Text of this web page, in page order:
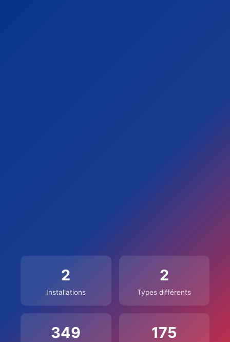
2
Installations
2
Types différents
349 175